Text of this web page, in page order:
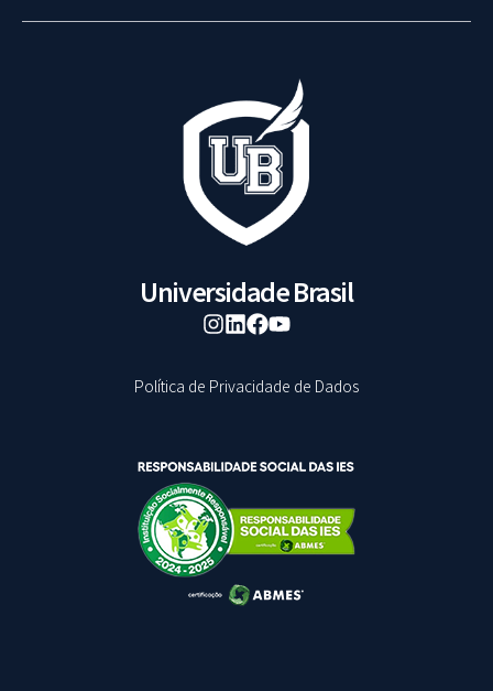
Universidade Brasil
Política de Privacidade de Dados